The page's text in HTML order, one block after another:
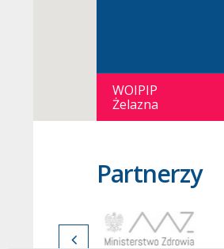
WOIPIP
Żelazna
Partnerzy